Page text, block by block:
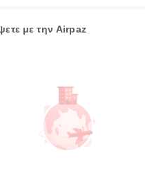
με την Airpaz